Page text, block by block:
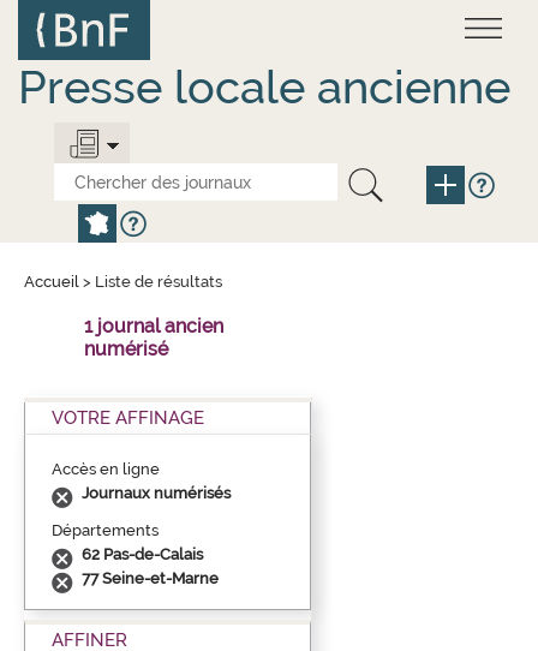
contenu
principal
Presse locale ancienne
Accueil > Liste de résultats
1 journal ancien
numérisé
VOTRE AFFINAGE
Accès en ligne
Journaux numérisés
Départements
62 Pas-de-Calais
77 Seine-et-Marne
AFFINER
Panneau de gestion des cookies